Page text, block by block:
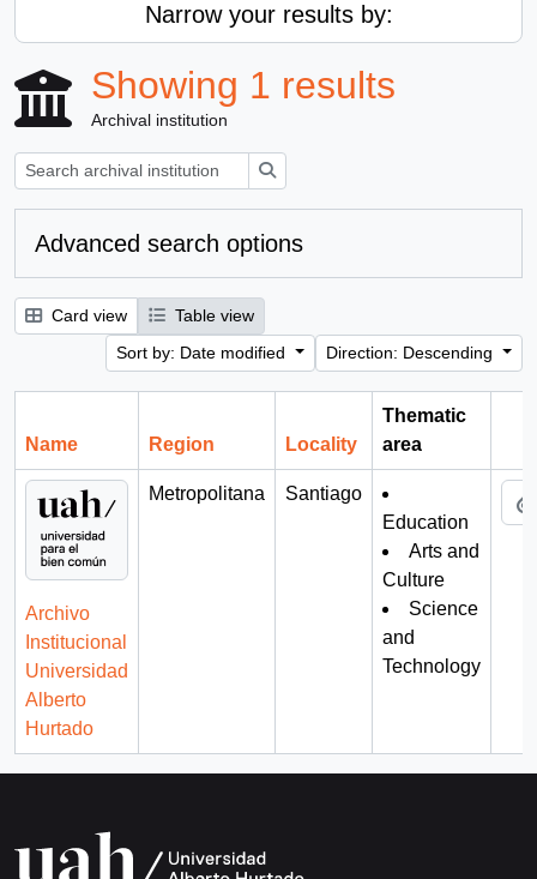
Narrow your results by:
Showing 1 results
Archival institution
Advanced search options
Card view
Table view
Sort by: Date modified
Direction: Descending
Name Region Locality
Thematic
area
Archivo
Institucional
Universidad
Alberto
Hurtado
Metropolitana
Santiago
Education
Arts and
Culture
Science
and
Technology